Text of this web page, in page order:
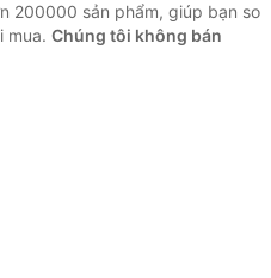
200000 sản phẩm, giúp bạn so
mua. Chúng tôi không bán